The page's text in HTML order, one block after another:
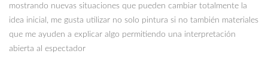
mostrando nuevas situaciones que pueden cambiar totalmente la
idea inicial, me gusta utilizar no solo pintura si no también materiales
que me ayuden a explicar algo permitiendo una interpretación
abierta al espectador